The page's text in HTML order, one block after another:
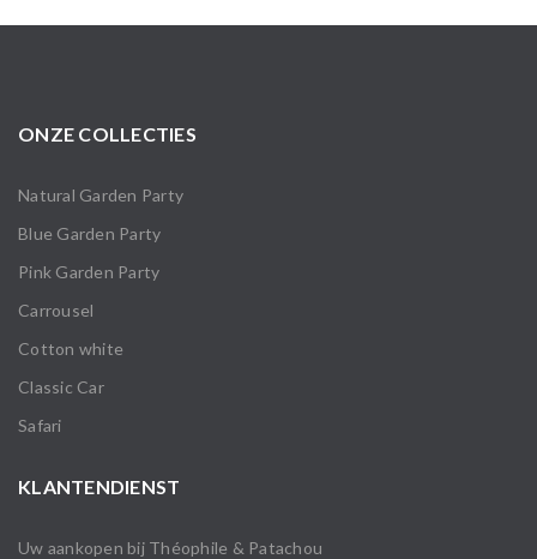
ONZE COLLECTIES
Natural Garden Party
Blue Garden Party
Pink Garden Party
Carrousel
Cotton white
Classic Car
Safari
KLANTENDIENST
Uw aankopen bij Théophile & Patachou